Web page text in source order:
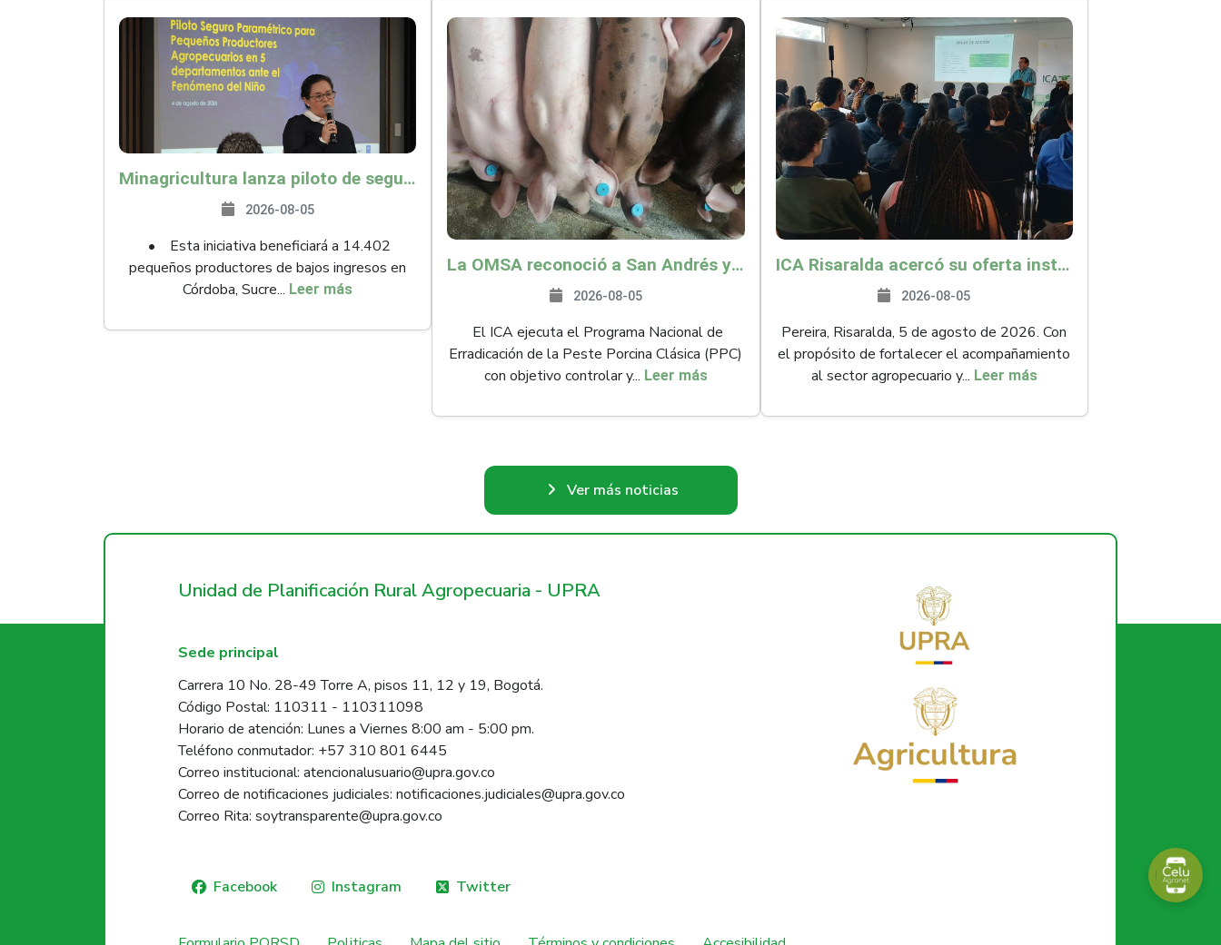
Minagricultura lanza piloto de seguro agropecuario por $9.625 millones para proteger a más de 14.000 pequeños productores contra riesgos del Fenómeno de El Niño
2026-08-05
• Esta iniciativa beneficiará a 14.402
pequeños productores de bajos ingresos en
Córdoba, Sucre... Leer más
La OMSA reconoció a San Andrés y Providencia como zona libre de Peste Porcina Clásica (PPC)
2026-08-05
El ICA ejecuta el Programa Nacional de
Erradicación de la Peste Porcina Clásica (PPC)
con objetivo controlar y... Leer más
ICA Risaralda acercó su oferta institucional a productores y emprendedores en Expocamello
2026-08-05
Pereira, Risaralda, 5 de agosto de 2026. Con
el propósito de fortalecer el acompañamiento
al sector agropecuario y... Leer más
Ver más noticias
Unidad de Planificación Rural Agropecuaria - UPRA
Sede principal
Carrera 10 No. 28-49 Torre A, pisos 11, 12 y 19, Bogotá.
Código Postal: 110311 - 110311098
Horario de atención: Lunes a Viernes 8:00 am - 5:00 pm.
Teléfono conmutador: +57 310 801 6445
Correo institucional: atencionalusuario@upra.gov.co
Correo de notificaciones judiciales: notificaciones.judiciales@upra.gov.co
Correo Rita: soytransparente@upra.gov.co
Facebook Instagram Twitter